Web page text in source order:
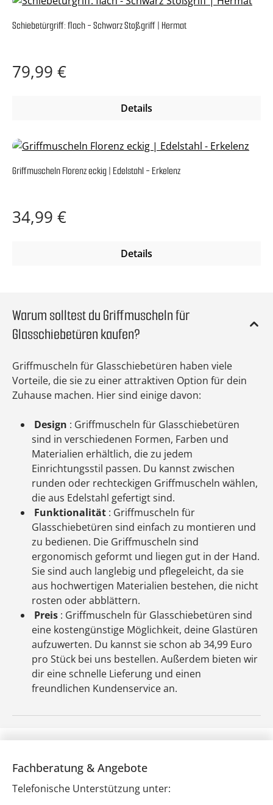
Schiebetürgriff: flach - Schwarz Stoßgriff | Hermat
Regulärer Preis:
79,99 €
Details
Griffmuscheln Florenz eckig | Edelstahl - Erkelenz
Regulärer Preis:
34,99 €
Details
Warum solltest du Griffmuscheln für
Glasschiebetüren kaufen?
Griffmuscheln für Glasschiebetüren haben viele
Vorteile, die sie zu einer attraktiven Option für dein
Zuhause machen. Hier sind einige davon:
Design : Griffmuscheln für Glasschiebetüren
sind in verschiedenen Formen, Farben und
Materialien erhältlich, die zu jedem
Einrichtungsstil passen. Du kannst zwischen
runden oder rechteckigen Griffmuscheln wählen,
die aus Edelstahl gefertigt sind.
Funktionalität : Griffmuscheln für
Glasschiebetüren sind einfach zu montieren und
zu bedienen. Die Griffmuscheln sind
ergonomisch geformt und liegen gut in der Hand.
Sie sind auch langlebig und pflegeleicht, da sie
aus hochwertigen Materialien bestehen, die nicht
rosten oder abblättern.
Preis : Griffmuscheln für Glasschiebetüren sind
eine kostengünstige Möglichkeit, deine Glastüren
aufzuwerten. Du kannst sie schon ab 34,99 Euro
pro Stück bei uns bestellen. Außerdem bieten wir
dir eine schnelle Lieferung und einen
freundlichen Kundenservice an.
Fachberatung & Angebote
Telefonische Unterstützung unter: